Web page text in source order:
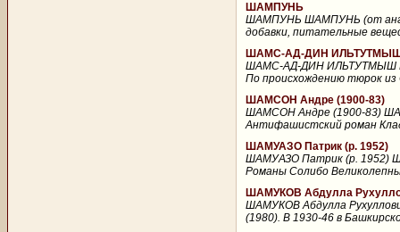
ШАМПУНЬ
ШАМПУНЬ ШАМПУНЬ (от
добавки, питательные
ШАМС-АД-ДИН
ШАМС-АД-ДИН ИЛЬТУТМЫШ
По происхождению тюрок из
ШАМСОН Андре (1900-83)
ШАМСОН Андре (1900-83)
Антифашистский роман
ШАМУАЗО Патрик (р. 1952)
ШАМУАЗО Патрик (р. 1952)
Романы Солибо
ШАМУКОВ Абдулла
ШАМУКОВ Абдулла
(1980). В 1930-46 в